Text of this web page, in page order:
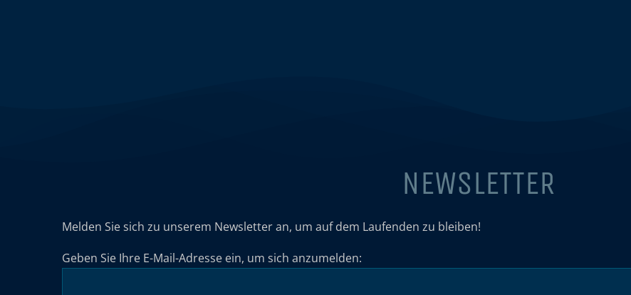
NEWSLETTER
Melden Sie sich zu unserem Newsletter an, um auf dem Laufenden zu bleiben!
Geben Sie Ihre E-Mail-Adresse ein, um sich anzumelden: